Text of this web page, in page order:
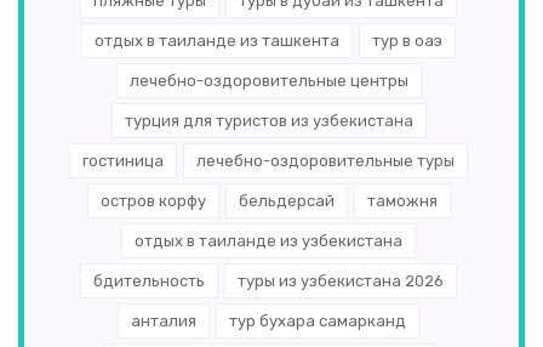
отдых в таиланде из ташкента тур в оаэ
лечебно-оздоровительные центры
турция для туристов из узбекистана
гостиница лечебно-оздоровительные туры
остров корфу бельдерсай таможня
отдых в таиланде из узбекистана
бдительность туры из узбекистана 2026
анталия тур бухара самарканд